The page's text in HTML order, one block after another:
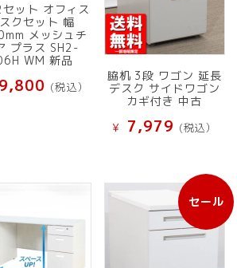
ット オフィス
クセット 幅
メッシュチ
プラス SH2-
WM 新品
(税込）
脇机 3段 ワゴン 延長
デスク サイドワゴン
カギ付き 中古
¥ 7,979 (税込）
セール
販
売
中